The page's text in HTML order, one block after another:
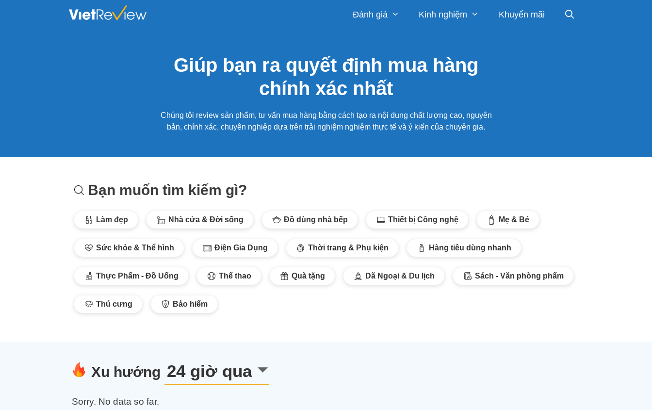
Đánh giá Kinh nghiệm Khuyến mãi
Giúp bạn ra quyết định mua hàng
chính xác nhất
Chúng tôi review sản phẩm, tư vấn mua hàng bằng cách tạo ra nội dung chất lượng cao, nguyên
bản, chính xác, chuyên nghiệp dựa trên trải nghiệm nghiệm thực tế và ý kiến của chuyên gia.
Bạn muốn tìm kiếm gì?
Làm đẹp Nhà cửa & Đời sống Đồ dùng nhà bếp Thiết bị Công nghệ Mẹ & Bé
Sức khỏe & Thể hình Điện Gia Dụng Thời trang & Phụ kiện Hàng tiêu dùng nhanh
Thực Phẩm - Đồ Uống Thể thao Quà tặng Dã Ngoại & Du lịch Sách - Văn phòng phẩm
Thú cưng Bảo hiểm
Xu hướng
Sorry. No data so far.